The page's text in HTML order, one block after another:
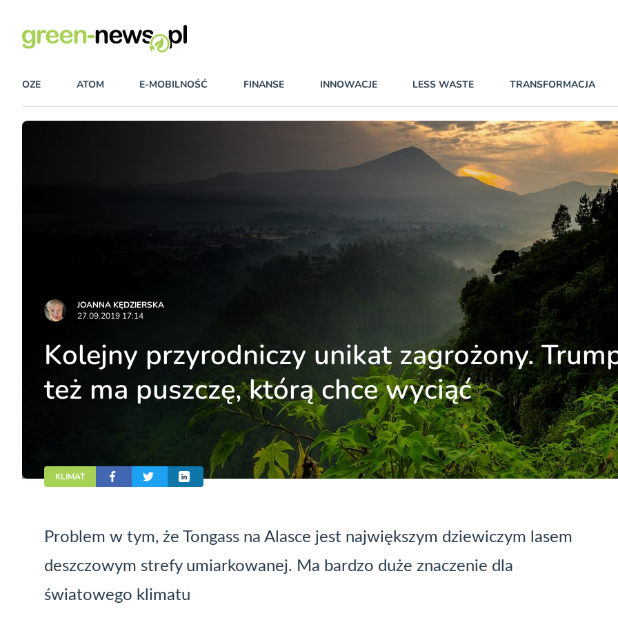
OZE ATOM E-MOBILNOŚĆ FINANSE INNOWACJE LESS WASTE TRANSFORMACJA
JOANNA KĘDZIERSKA
27.09.2019 17:14
Kolejny przyrodniczy unikat zagrożony.
też ma puszczę, którą chce wyciąć
KLIMAT
Problem w tym, że Tongass na Alasce jest największym dziewiczym lasem
deszczowym strefy umiarkowanej. Ma bardzo duże znaczenie dla
światowego klimatu